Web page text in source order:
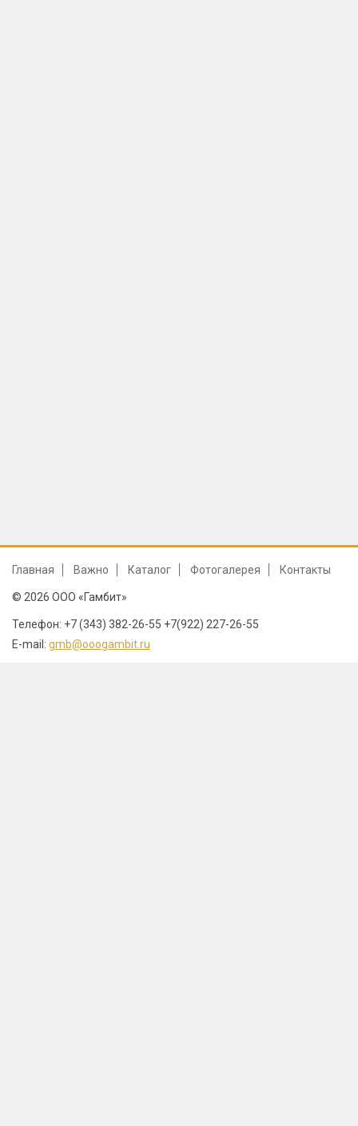
Главная Важно Каталог Фотогалерея Контакты
© 2026 ООО «Гамбит»
Телефон: +7 (343) 382-26-55 +7(922) 227-26-55
E-mail: gmb@ooogambit.ru